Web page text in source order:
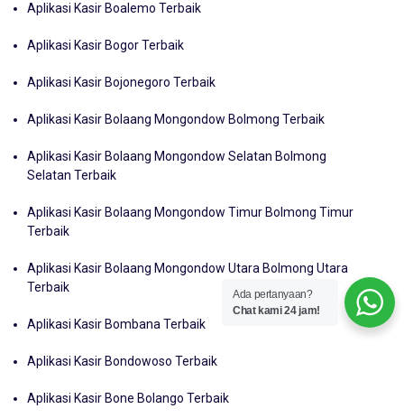
Aplikasi Kasir Boalemo Terbaik
Aplikasi Kasir Bogor Terbaik
Aplikasi Kasir Bojonegoro Terbaik
Aplikasi Kasir Bolaang Mongondow Bolmong Terbaik
Aplikasi Kasir Bolaang Mongondow Selatan Bolmong
Selatan Terbaik
Aplikasi Kasir Bolaang Mongondow Timur Bolmong Timur
Terbaik
Aplikasi Kasir Bolaang Mongondow Utara Bolmong Utara
Terbaik
Aplikasi Kasir Bombana Terbaik
Aplikasi Kasir Bondowoso Terbaik
Aplikasi Kasir Bone Bolango Terbaik
Ada pertanyaan?
Chat kami 24 jam!